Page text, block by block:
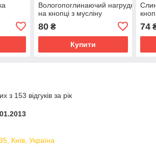
Вологопоглинаючий нагрудник
на кнопці з мусліну
80₴
Купити
74
з 153 відгуків за рік
Київ, Україна